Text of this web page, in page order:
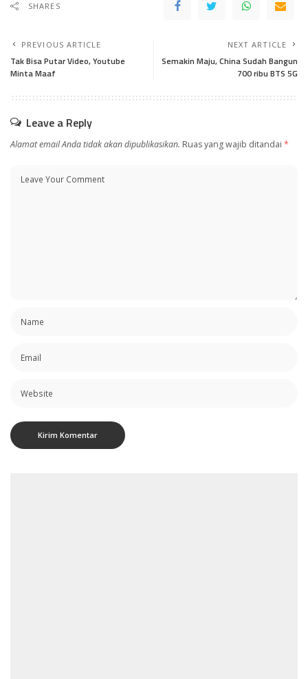
SHARES
PREVIOUS ARTICLE
Tak Bisa Putar Video, Youtube
Minta Maaf
NEXT ARTICLE
Semakin Maju, China Sudah Bangun
700 ribu BTS 5G
Leave a Reply
Alamat email Anda tidak akan dipublikasikan. Ruas yang wajib ditandai *